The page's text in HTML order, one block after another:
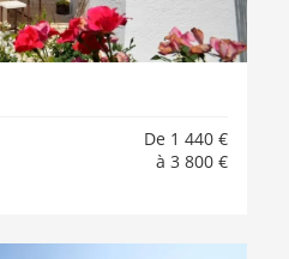
De 1 440 €
à 3 800 €